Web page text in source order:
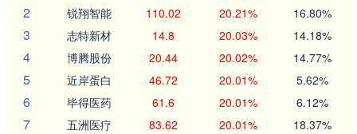
2 锐翔智能 110.02 20.21% 16.80%
3 志特新材 14.8 20.03% 14.18%
4 博腾股份 20.44 20.02% 14.77%
5 近岸蛋白 46.72 20.01% 5.62%
6 毕得医药 61.6 20.01% 6.12%
7 五洲医疗 83.62 20.01% 18.37%